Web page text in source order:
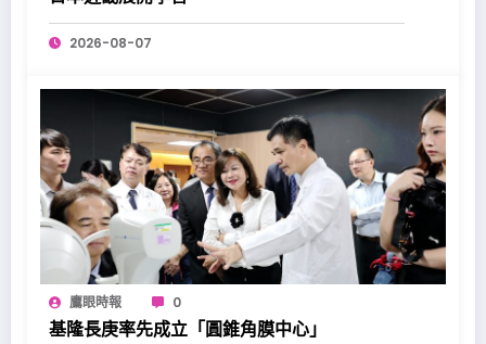
2026-08-07
鷹眼時報 0
基隆長庚率先成立「圓錐角膜中心」